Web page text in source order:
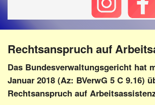
Hilfsmittel
-
PC
Verbände
Rechtsanspruch auf
Das Bundesverwaltungsgericht hat
Januar 2018 (Az: BVerwG 5 C 9.16)
Rechtsanspruch auf